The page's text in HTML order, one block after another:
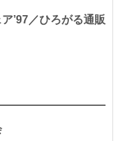
’97／ひろがる通販